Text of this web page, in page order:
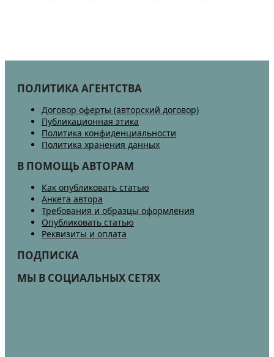
ПОЛИТИКА АГЕНТСТВА
Договор оферты (авторский договор)
Публикационная этика
Политика конфиденциальности
Политика хранения данных
В ПОМОЩЬ АВТОРАМ
Как опубликовать статью
Анкета автора
Требования и образцы оформления
Опубликовать статью
Реквизиты и оплата
ПОДПИСКА
МЫ В СОЦИАЛЬНЫХ СЕТЯХ